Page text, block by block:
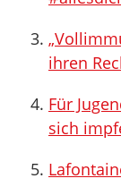
ihren
Für
sich